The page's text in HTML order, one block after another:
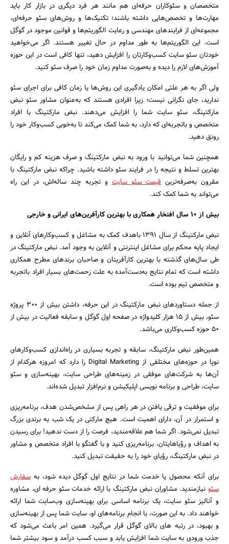
متخصصان و سئوکاران حرفه‌ای هم مانند هر فرد دیگری در بازار کار باید
مهارت‌ها و تخصص‌هایی داشته باشند؛ تکنیک‌ها و روش‌های سئو حرفه‌ای،
مجموعه‌ای از فرایندهای مهندسی و رعایت الگوریتم‌ها و قوانین موجود در گوگل
است. این الگوریتم‌ها به طور مداوم در حال تغییر هستند. اگر می‌خواهید
خودتان سئو سایت کسب‌وکارتان را افزایش دهید، تنها کافی است در این حوزه
آموزش‌های لازم را دیده و به‌صورت مداوم زمان خود را صرف سئو کنید.
ولی اگر به هر علتی امکان یادگیری این روش‌ها یا زمان کافی برای اجرای سئو
ندارید، جای نگرانی نیست؛ زیرا افرادی هستند که به‌عنوان مشاور سئو نبض
مارکتینگ، سئو سایت شما را افزایش می‌دهند. نبض مارکتینگ با افراد
متخصص و باتجربه‌ای که دارد، به شما کمک می‌کند تا به‌خوبی کسب‌وکار خود را
رونق دهید.
همچنین شما می‌توانید با ورود به نبض مارکتینگ و صرف هزینه کم و رایگان
بهترین تسلط و نتیجه را در فرایند سئو داشته باشید. چرا‌که نبض مارکتینگ با
مقرون به‌صرفه‌ترینقیمت سئو سایتو تجربه چند ساله‌اش، در این راه
می‌تواند به شما کمک کند.
بیش از 10 سال افتخار همکاری با بهترین کار‌آفرین‌های ایرانی و خارجی
نبض مارکتینگ از سال ۱۳۹1 باهدف کمک به مشاغل و کسب‌وکار‌های آنلاین و
ایجاد پایه محکم برای مشاغل اینترنتی و آنلاین به وجود آمد. نبض مارکتینگ در
طی سال‌های گذشته با بهترین کار‌آفرینان و صاحبان برند‌های مطرح همکاری
داشته است که تمام نتایج به‌دست‌آمده به علت زحمت‌های بسیار افراد باتجربه
و متخصص تیم بوده است.
از جمله دستاوردهای نبض مارکتینگ در این حرفه، داشتن بیش از 300 پروژه
سئو، بیش از 15 هزار کلیدواژه در صفحه اول گوگل و سابقه فعالیت در بیش از
50 حوزه کسب‌وکاری می‌باشد.
همین‌طور نبض مارکتینگ، سابقه و تجربه بسیاری در راه‌اندازی کسب‌وکارهای
نوپا در حوزه‌های مختلفی از Digital Marketing را دارد که امروزه هرکدام از
آن‌ها به شرکت‌های موفقی در زمینه‌های طراحی سایت، بهینه‎‌سازی و سئو
سایت، طراحی و برنامه نویسی اپلیکیشن و نرم‌افزار تبدیل شده‌اند.
برای موفقیت و ترقی یافتن در هر راهی پس از مشخص‌شدن هدف، برنامه‌ریزی
و استمرار در آن، دارای اهمیت است. هیچ مارکتی در یک شب به برندی بزرگ
تبدیل نمی‌شود. اگر شما هم علاقه‌مندید، فرصت را از دست ندهید! برای رسیدن
به اهداف و رؤیاهایتان، برنامه‌ریزی کنید و با گفتگو با افراد متخصص و مشاور
در نبض مارکتینگ، رؤیای خود را به حقیقت تبدیل کنید.
برای آنکه محصول یا خدمت شما در نتایج اول گوگل دیده شود، به سفارش
سئو نیازمندید. مشاوران نبض مارکتینگ با ارائه خدمات سئو حرفه ای، مشاوره
و آنالیز سئو سایت، یک برنامه اساسی برای بهینه‌سازی وب‌سایت شما ارائه
خواهند داد. به این صورت، با انجام برنامه‌های او، سایت شما پس از بهینه‌سازی
و بهبود، در رتبه های بالای گوگل قرار می‌گیرد. همین امر باعث می‌شود که
جذب ورودی به سایت شما افزایش یابد و سبب کسب درآمد و سود بیشتر شما